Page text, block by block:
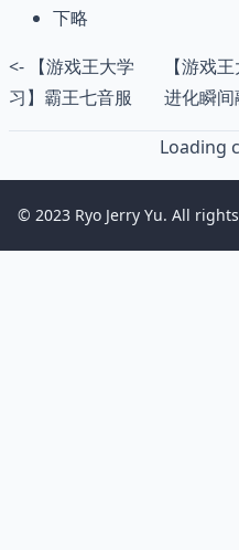
下略
<- 【游戏王大学
习】霸王七音服
【游戏
进化瞬
Loading
© 2023 Ryo Jerry Yu. All